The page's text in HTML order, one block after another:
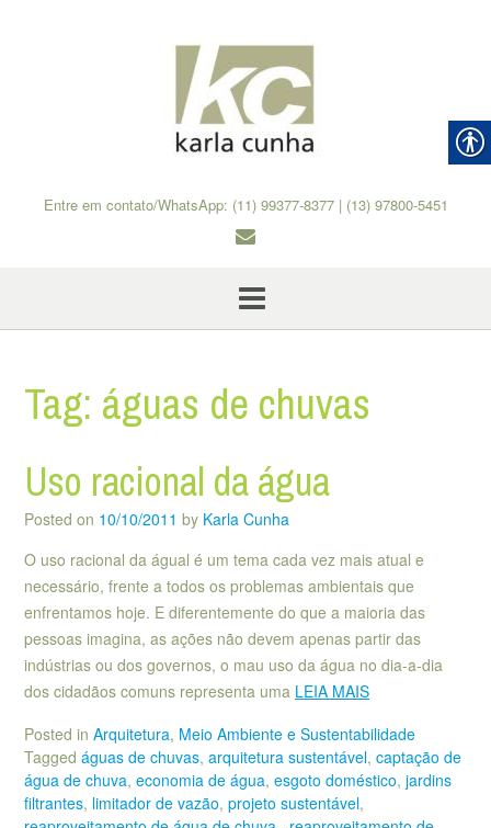
Entre em contato/WhatsApp: (11) 99377-8377 | (13) 97800-5451
Tag: águas de chuvas
Uso racional da água
Posted on 10/10/2011 by Karla Cunha
O uso racional da águal é um tema cada vez mais atual e
necessário, frente a todos os problemas ambientais que
enfrentamos hoje. E diferentemente do que a maioria das
pessoas imagina, as ações não devem apenas partir das
indústrias ou dos governos, o mau uso da água no dia-a-dia
dos cidadãos comuns representa uma LEIA MAIS
Posted in Arquitetura, Meio Ambiente e Sustentabilidade
Tagged águas de chuvas, arquitetura sustentável, captação de
água de chuva, economia de água, esgoto doméstico, jardins
filtrantes, limitador de vazão, projeto sustentável,